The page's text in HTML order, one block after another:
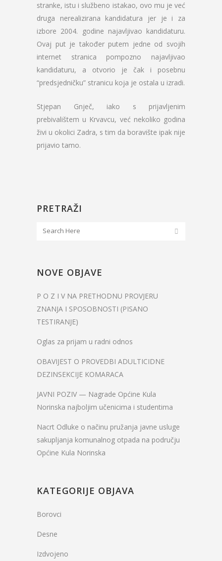
stranke, istu i službeno istakao, ovo mu je već
druga nerealizirana kandidatura jer je i za
izbore 2004. godine najavljivao kandidaturu.
Ovaj put je također putem jedne od svojih
internet stranica pompozno najavljivao
kandidaturu, a otvorio je čak i posebnu
“predsjedničku” stranicu koja je ostala u izradi.
Stjepan Gnječ, iako s prijavljenim
prebivalištem u Krvavcu, već nekoliko godina
živi u okolici Zadra, s tim da boravište ipak nije
prijavio tamo.
PRETRAŽI
NOVE OBJAVE
P O Z I V NA PRETHODNU PROVJERU
ZNANJA I SPOSOBNOSTI (PISANO
TESTIRANJE)
Oglas za prijam u radni odnos
OBAVIJEST O PROVEDBI ADULTICIDNE
DEZINSEKCIJE KOMARACA
JAVNI POZIV — Nagrade Općine Kula
Norinska najboljim učenicima i studentima
Nacrt Odluke o načinu pružanja javne usluge
sakupljanja komunalnog otpada na području
Općine Kula Norinska
KATEGORIJE OBJAVA
Borovci
Desne
Izdvojeno